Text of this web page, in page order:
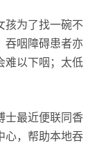
孩为了找一碗不
吞咽障碍患者亦
难以下咽；太低
士最近便联同香
心，帮助本地吞